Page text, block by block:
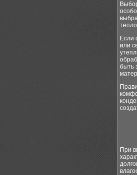
Если
или
быть
При